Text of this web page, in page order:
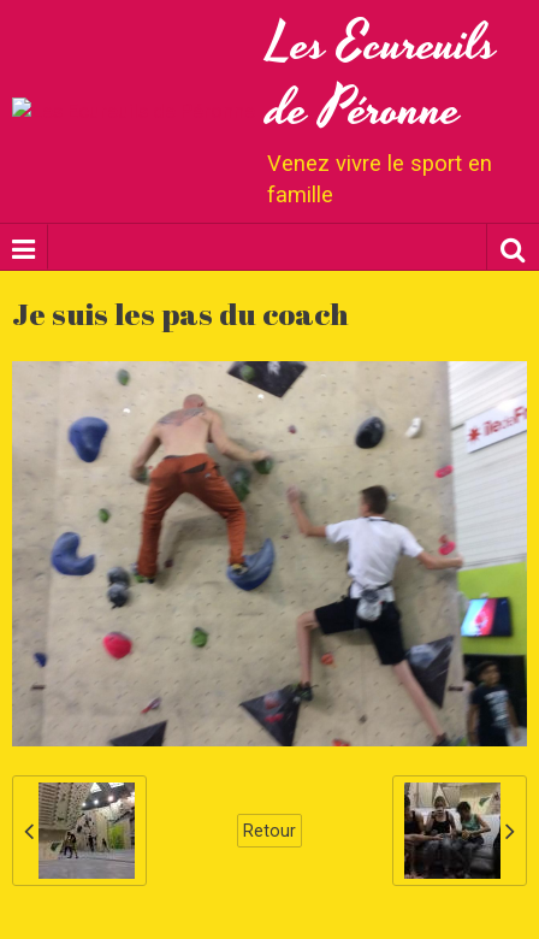
Les Ecureuils
de Péronne
Venez vivre le sport en
famille
Je suis les pas du coach
Retour